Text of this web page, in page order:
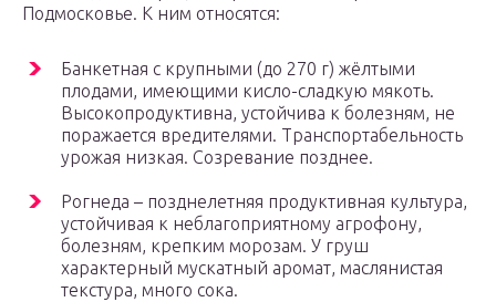
Подмосковье. К ним относятся:
Банкетная с крупными (до 270 г) жёлтыми
плодами, имеющими кисло-сладкую мякоть.
Высокопродуктивна, устойчива к болезням, не
поражается вредителями. Транспортабельность
урожая низкая. Созревание позднее.
Рогнеда – позднелетняя продуктивная культура,
устойчивая к неблагоприятному агрофону,
болезням, крепким морозам. У груш
характерный мускатный аромат, маслянистая
текстура, много сока.